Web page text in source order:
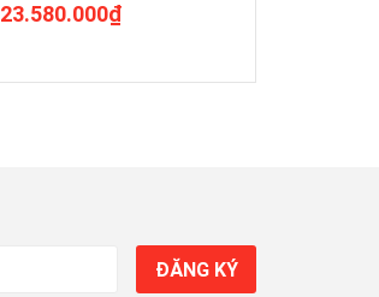
23.580.000₫
ĐĂNG KÝ